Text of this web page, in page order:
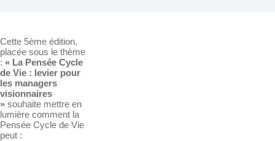
Cette 5ème édition,
placée sous le thème
: « La Pensée Cycle
de Vie : levier pour
les managers
visionnaires
» souhaite mettre en
lumière comment la
Pensée Cycle de Vie
peut :